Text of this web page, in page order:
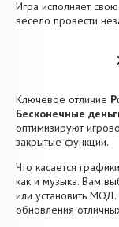
Игра исполняет
весело провести
Ключевое отличие
Бесконечные
оптимизируют
закрытые функции.
Что касается
как и музыка. Вам
или установить
обновления